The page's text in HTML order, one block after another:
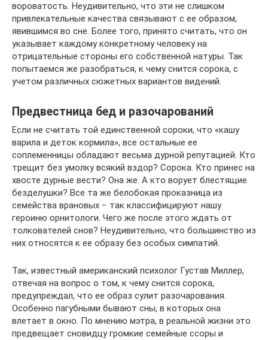
вороватость. Неудивительно, что эти не слишком
привлекательные качества связывают с ее образом,
явившимся во сне. Более того, принято считать, что он
указывает каждому конкретному человеку на
отрицательные стороны его собственной натуры. Так
попытаемся же разобраться, к чему снится сорока, с
учетом различных сюжетных вариантов видений.
Предвестница бед и разочарований
Если не считать той единственной сороки, что «кашу
варила и деток кормила», все остальные ее
соплеменницы обладают весьма дурной репутацией. Кто
трещит без умолку всякий вздор? Сорока. Кто принес на
хвосте дурные вести? Она же. А кто ворует блестящие
безделушки? Все та же белобокая проказница из
семейства врановых − так классифицируют нашу
героиню орнитологи. Чего же после этого ждать от
толкователей снов? Неудивительно, что большинство из
них относятся к ее образу без особых симпатий.
Так, известный американский психолог Густав Миллер,
отвечая на вопрос о том, к чему снится сорока,
предупреждал, что ее образ сулит разочарования.
Особенно пагубными бывают сны, в которых она
влетает в окно. По мнению мэтра, в реальной жизни это
предвещает сновидцу громкие семейные ссоры и